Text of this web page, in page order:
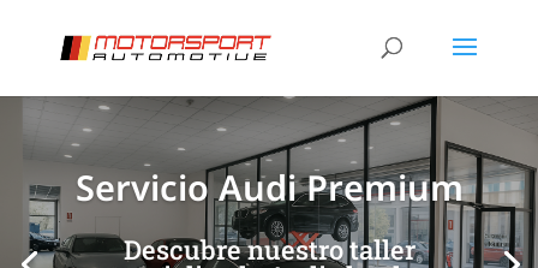
Servicio Audi Premium
Descubre nuestro taller
[/et_pb_slide][/et_pb_slide]